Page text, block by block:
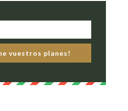
vuestros planes!